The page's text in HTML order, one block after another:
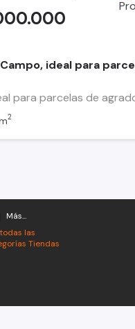
ideal para
para parcelas de
2
Más...
las
Tiendas